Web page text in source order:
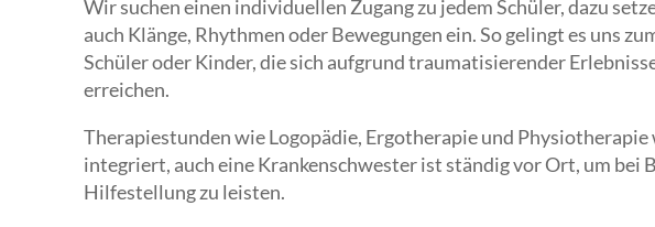
Wir suchen einen individuellen Zugang zu jedem Schüler, dazu
auch Klänge, Rhythmen oder Bewegungen ein. So gelingt es uns
Schüler oder Kinder, die sich aufgrund traumatisierender
erreichen.
Therapiestunden wie Logopädie, Ergotherapie und
integriert, auch eine Krankenschwester ist ständig vor Ort, um bei
Hilfestellung zu leisten.